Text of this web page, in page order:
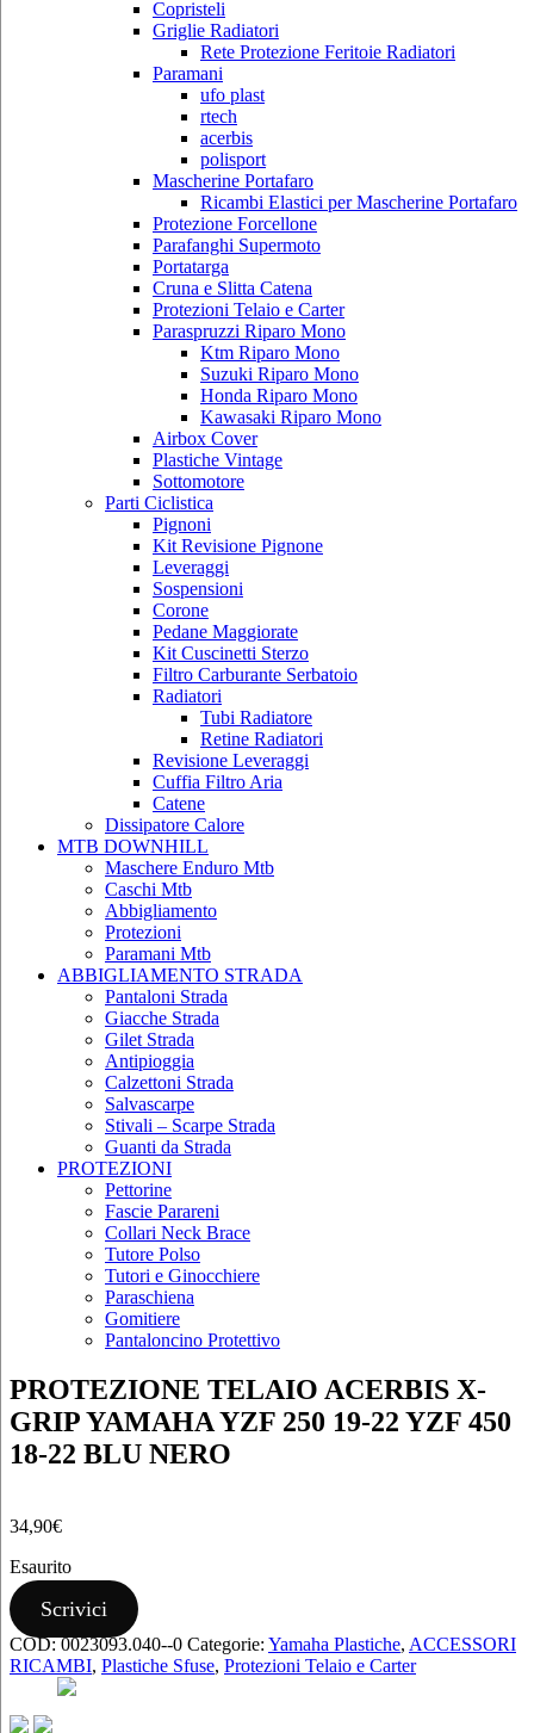
Copristeli
Griglie Radiatori
Rete Protezione Feritoie Radiatori
Paramani
ufo plast
rtech
acerbis
polisport
Mascherine Portafaro
Ricambi Elastici per Mascherine Portafaro
Protezione Forcellone
Parafanghi Supermoto
Portatarga
Cruna e Slitta Catena
Protezioni Telaio e Carter
Paraspruzzi Riparo Mono
Ktm Riparo Mono
Suzuki Riparo Mono
Honda Riparo Mono
Kawasaki Riparo Mono
Airbox Cover
Plastiche Vintage
Sottomotore
Parti Ciclistica
Pignoni
Kit Revisione Pignone
Leveraggi
Sospensioni
Corone
Pedane Maggiorate
Kit Cuscinetti Sterzo
Filtro Carburante Serbatoio
Radiatori
Tubi Radiatore
Retine Radiatori
Revisione Leveraggi
Cuffia Filtro Aria
Catene
Dissipatore Calore
MTB DOWNHILL
Maschere Enduro Mtb
Caschi Mtb
Abbigliamento
Protezioni
Paramani Mtb
ABBIGLIAMENTO STRADA
Pantaloni Strada
Giacche Strada
Gilet Strada
Antipioggia
Calzettoni Strada
Salvascarpe
Stivali – Scarpe Strada
Guanti da Strada
PROTEZIONI
Pettorine
Fascie Parareni
Collari Neck Brace
Tutore Polso
Tutori e Ginocchiere
Paraschiena
Gomitiere
Pantaloncino Protettivo
PROTEZIONE TELAIO ACERBIS X-
GRIP YAMAHA YZF 250 19-22 YZF 450
18-22 BLU NERO
34,90€
Esaurito
Scrivici
COD:0023093.040--0 Categorie: Yamaha Plastiche, ACCESSORI
RICAMBI, Plastiche Sfuse, Protezioni Telaio e Carter